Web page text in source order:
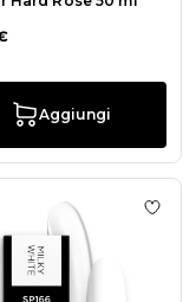
Aggiungi
wishlist AcrilGel®